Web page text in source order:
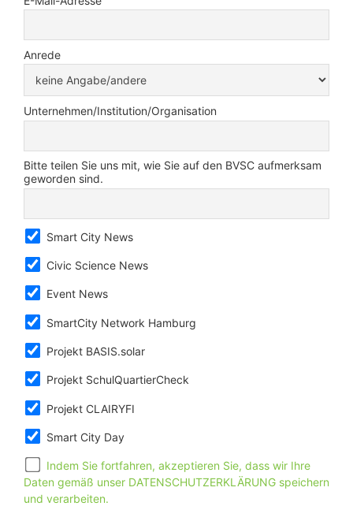
Anrede
Unternehmen/Institution/Organisation
Bitte teilen Sie uns mit, wie Sie auf den BVSC aufmerksam
geworden sind.
Smart City News
Civic Science News
Event News
SmartCity Network Hamburg
Projekt BASIS.solar
Projekt SchulQuartierCheck
Projekt CLAIRYFI
Smart City Day
Indem Sie fortfahren, akzeptieren Sie, dass wir Ihre
Daten gemäß unser DATENSCHUTZERKLÄRUNG speichern
und verarbeiten.